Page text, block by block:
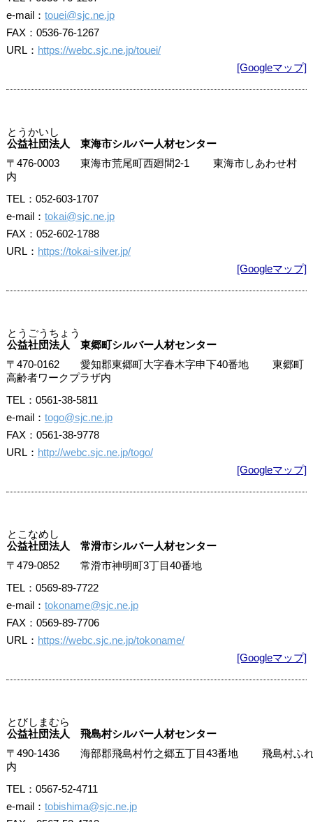
e-mail： touei@sjc.ne.jp
FAX：0536-76-1267
URL： https://webc.sjc.ne.jp/touei/
[Googleマップ]
とうかいし
公益社団法人 東海市シルバー人材センター
〒476-0003 東海市荒尾町西廻間2-1 東海市しあわせ村
内
TEL：052-603-1707
e-mail： tokai@sjc.ne.jp
FAX：052-602-1788
URL： https://tokai-silver.jp/
[Googleマップ]
とうごうちょう
公益社団法人 東郷町シルバー人材センター
〒470-0162 愛知郡東郷町大字春木字申下40番地 東郷町
高齢者ワークプラザ内
TEL：0561-38-5811
e-mail： togo@sjc.ne.jp
FAX：0561-38-9778
URL： http://webc.sjc.ne.jp/togo/
[Googleマップ]
とこなめし
公益社団法人 常滑市シルバー人材センター
〒479-0852 常滑市神明町3丁目40番地
TEL：0569-89-7722
e-mail： tokoname@sjc.ne.jp
FAX：0569-89-7706
URL： https://webc.sjc.ne.jp/tokoname/
[Googleマップ]
とびしまむら
公益社団法人 飛島村シルバー人材センター
〒490-1436 海部郡飛島村竹之郷五丁目43番地 飛島村ふれ
内
TEL：0567-52-4711
e-mail： tobishima@sjc.ne.jp